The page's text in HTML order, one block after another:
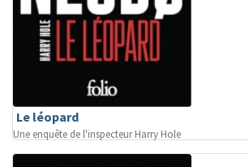
Le léopard
Une enquête de l'inspecteur Harry Hole